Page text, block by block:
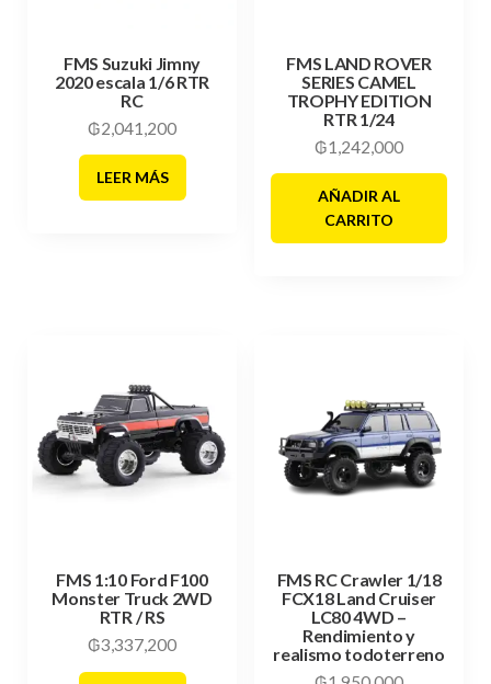
FMS Suzuki Jimny
2020 escala 1/6 RTR
RC
₲2,041,200
LEER MÁS
FMS LAND ROVER
SERIES CAMEL
TROPHY EDITION
RTR 1/24
₲1,242,000
AÑADIR AL
CARRITO
FMS 1:10 Ford F100
Monster Truck 2WD
RTR / RS
₲3,337,200
FMS RC Crawler 1/18
FCX18 Land Cruiser
LC80 4WD –
Rendimiento y
realismo todoterreno